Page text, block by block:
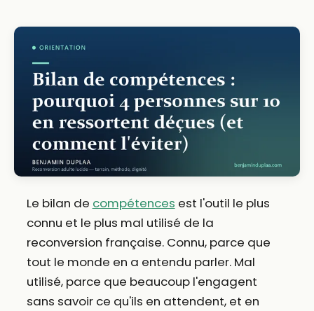
Le bilan de compétences est l'outil le plus
connu et le plus mal utilisé de la
reconversion française. Connu, parce que
tout le monde en a entendu parler. Mal
utilisé, parce que beaucoup l'engagent
sans savoir ce qu'ils en attendent, et en